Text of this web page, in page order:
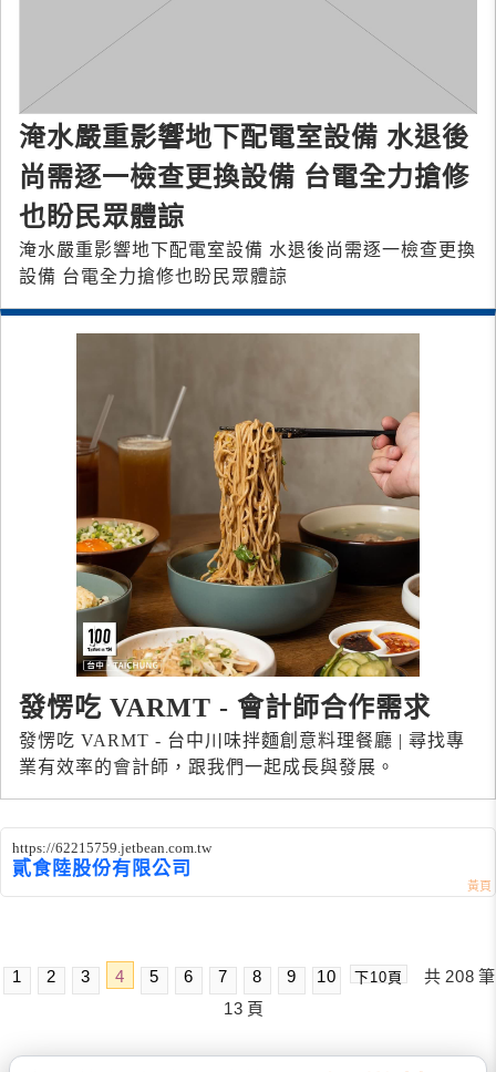
淹水嚴重影響地下配電室設備 水退後
尚需逐一檢查更換設備 台電全力搶修
也盼民眾體諒
淹水嚴重影響地下配電室設備 水退後尚需逐一檢查更換
設備 台電全力搶修也盼民眾體諒
發愣吃 VARMT - 會計師合作需求
發愣吃 VARMT - 台中川味拌麵創意料理餐廳 | 尋找專
業有效率的會計師，跟我們一起成長與發展。
https://62215759.jetbean.com.tw
貳食陸股份有限公司
1 2 3 4 5 6 7 8 9 10 下10頁 共 208 筆
13 頁